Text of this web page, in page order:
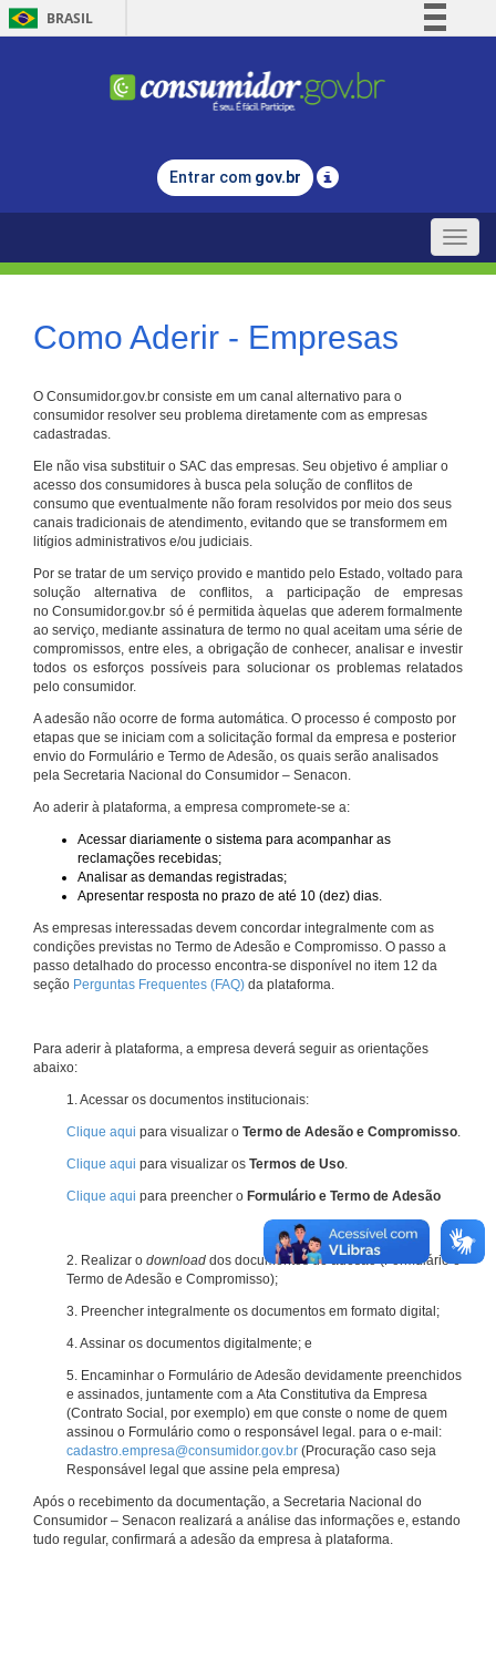
BRASIL
Comunica BR
Legislação
Entrar com gov.br
Toggle
Como Aderir - Empresas
O Consumidor.gov.br consiste em um canal alternativo para o
consumidor resolver seu problema diretamente com as empresas
cadastradas.
Ele não visa substituir o SAC das empresas. Seu objetivo é ampliar o
acesso dos consumidores à busca pela solução de conflitos de
consumo que eventualmente não foram resolvidos por meio dos seus
canais tradicionais de atendimento, evitando que se transformem em
litígios administrativos e/ou judiciais.
Por se tratar de um serviço provido e mantido pelo Estado, voltado para
solução alternativa de conflitos, a participação de empresas
no Consumidor.gov.br só é permitida àquelas que aderem formalmente
ao serviço, mediante assinatura de termo no qual aceitam uma série de
compromissos, entre eles, a obrigação de conhecer, analisar e investir
todos os esforços possíveis para solucionar os problemas relatados
pelo consumidor.
A adesão não ocorre de forma automática. O processo é composto por
etapas que se iniciam com a solicitação formal da empresa e posterior
envio do Formulário e Termo de Adesão, os quais serão analisados
pela Secretaria Nacional do Consumidor – Senacon.
Ao aderir à plataforma, a empresa compromete-se a:
Acessar diariamente o sistema para acompanhar as
reclamações recebidas;
Analisar as demandas registradas;
Apresentar resposta no prazo de até 10 (dez) dias.
As empresas interessadas devem concordar integralmente com as
condições previstas no Termo de Adesão e Compromisso. O passo a
passo detalhado do processo encontra-se disponível no item 12 da
seção Perguntas Frequentes (FAQ) da plataforma.
Para aderir à plataforma, a empresa deverá seguir as orientações
abaixo:
1. Acessar os documentos institucionais:
Clique aqui para visualizar o Termo de Adesão e Compromisso.
Clique aqui para visualizar os Termos de Uso.
Clique aqui para preencher o Formulário e Termo de Adesão
2. Realizar o download dos documentos de adesão (Formulário e
Termo de Adesão e Compromisso);
3. Preencher integralmente os documentos em formato digital;
4. Assinar os documentos digitalmente; e
5. Encaminhar o Formulário de Adesão devidamente preenchidos
e assinados, juntamente com a Ata Constitutiva da Empresa
(Contrato Social, por exemplo) em que conste o nome de quem
assinou o Formulário como o responsável legal. para o e-mail:
cadastro.empresa@consumidor.gov.br (Procuração caso seja
Responsável legal que assine pela empresa)
Após o recebimento da documentação, a Secretaria Nacional do
Consumidor – Senacon realizará a análise das informações e, estando
tudo regular, confirmará a adesão da empresa à plataforma.